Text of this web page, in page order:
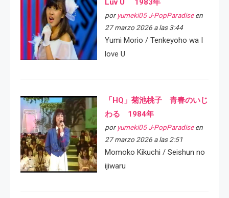
Luv U 1983年
por yumeki05 J-PopParadiseen
27 marzo 2026 a las 3:44
Yumi Morio / Tenkeyoho wa I
love U
「HQ」菊池桃子 青春のいじ
わる 1984年
por yumeki05 J-PopParadiseen
27 marzo 2026 a las 2:51
Momoko Kikuchi / Seishun no
ijiwaru